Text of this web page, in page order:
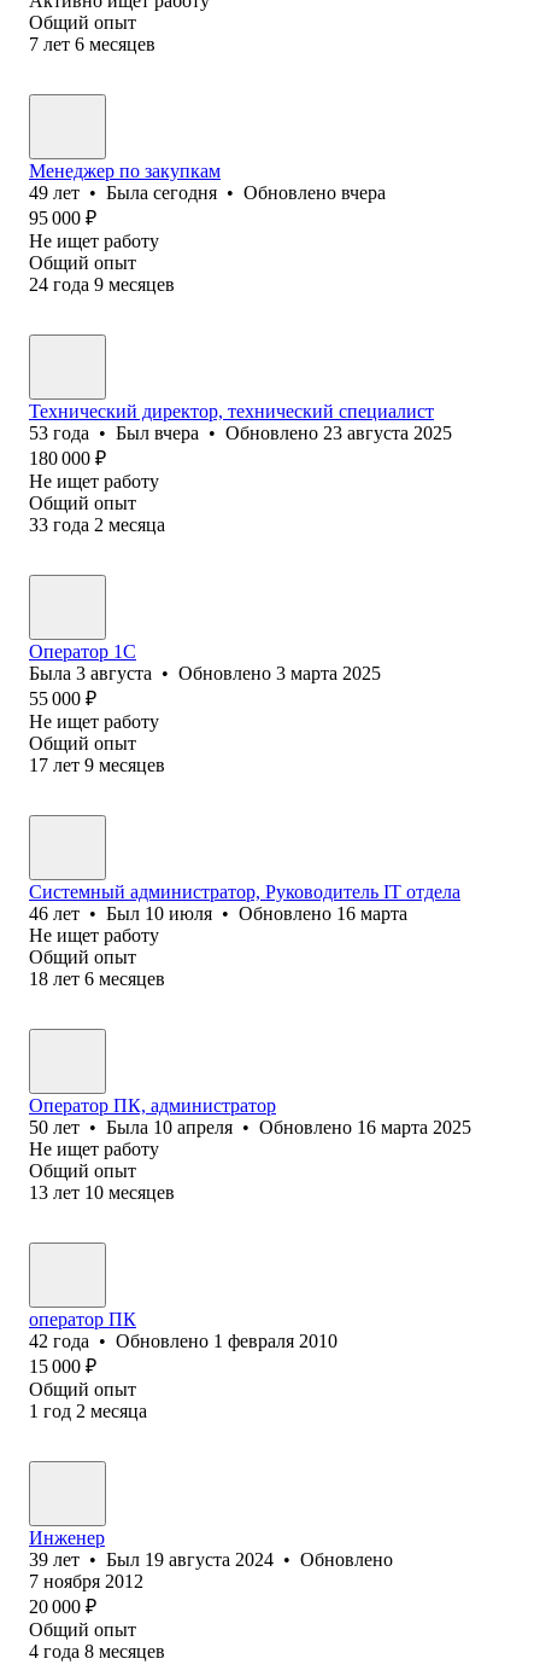
Общий опыт
7 лет 6 месяцев
Менеджер по закупкам
49 лет • Была сегодня • Обновлено вчера
95 000 ₽
Не ищет работу
Общий опыт
24 года 9 месяцев
Технический директор, технический специалист
53 года • Был вчера • Обновлено 23 августа 2025
180 000 ₽
Не ищет работу
Общий опыт
33 года 2 месяца
Оператор 1С
Была 3 августа • Обновлено 3 марта 2025
55 000 ₽
Не ищет работу
Общий опыт
17 лет 9 месяцев
Системный администратор, Руководитель IT отдела
46 лет • Был 10 июля • Обновлено 16 марта
Не ищет работу
Общий опыт
18 лет 6 месяцев
Оператор ПК, администратор
50 лет • Была 10 апреля • Обновлено 16 марта 2025
Не ищет работу
Общий опыт
13 лет 10 месяцев
оператор ПК
42 года • Обновлено 1 февраля 2010
15 000 ₽
Общий опыт
1 год 2 месяца
Инженер
39 лет • Был 19 августа 2024 • Обновлено
7 ноября 2012
20 000 ₽
Общий опыт
4 года 8 месяцев